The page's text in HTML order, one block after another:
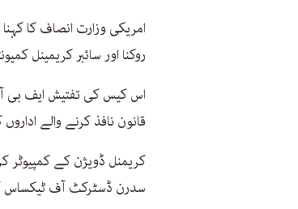
امریکی وزارت انصاف کا
روکنا اور سائبر کریمینل
اس کیس کی تفتیش ایف بی
قانون نافذ کرنے والے
کریمنل ڈویژن کے کمپیوٹر
سدرن ڈسٹرکٹ آف ٹیکساس